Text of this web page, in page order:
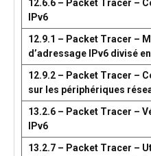
12.6.6 – Packet Tracer –
IPv6
12.9.1 – Packet Tracer –
d’adressage IPv6 divisé
12.9.2 – Packet Tracer –
sur les périphériques
13.2.6 – Packet Tracer –
IPv6
13.2.7 – Packet Tracer –